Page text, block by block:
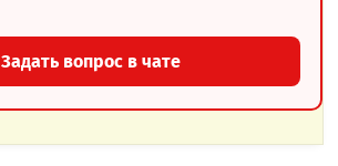
Задать вопрос в чате